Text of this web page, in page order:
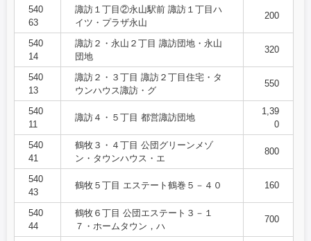
540
63
諏訪１丁目②永山駅前 諏訪１丁目ハ
イツ・プラザ永山
200
540
14
諏訪２・永山２丁目 諏訪団地・永山
団地
320
540
13
諏訪２・３丁目 諏訪２丁目住宅・タ
ウンハウス諏訪・グ
550
540
11
諏訪４・５丁目 都営諏訪団地
1,39
0
540
41
鶴牧３・４丁目 公団グリーンメゾ
ン・タウンハウス・エ
800
540
43
鶴牧５丁目 エステート鶴巻５－４０ 160
540
44
鶴牧６丁目 公団エステート３－１
７・ホームタウン，ハ
700